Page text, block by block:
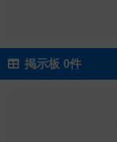
掲示板 0件